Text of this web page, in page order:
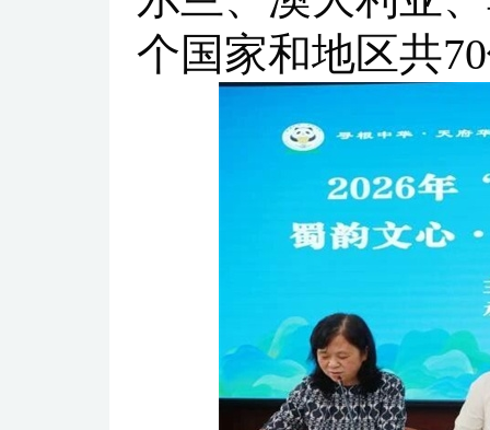
个国家和地区共